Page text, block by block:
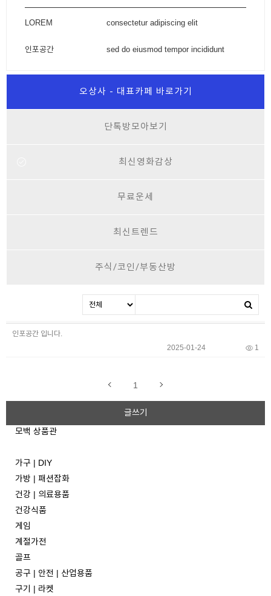
LOREM
인포공간
consectetur adipiscing elit
sed do eiusmod tempor incididunt
오상사 - 대표카페 바로가기
단톡방모아보기
최신영화감상
무료운세
최신트렌드
주식/코인/부동산방
인포공간 입니다.
1
2025-01-24
1
글쓰기
모백 상품관
가구 | DIY
가방 | 패션잡화
건강 | 의료용품
건강식품
게임
계절가전
골프
공구 | 안전 | 산업용품
구기 | 라켓